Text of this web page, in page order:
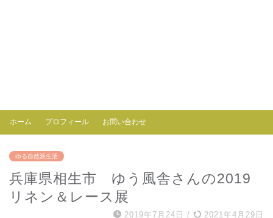
ホーム プロフィール お問い合わせ
ゆる自然派生活
兵庫県相生市 ゆう風舎さんの2019
リネン＆レース展
2019年7月24日 / 2021年4月29日